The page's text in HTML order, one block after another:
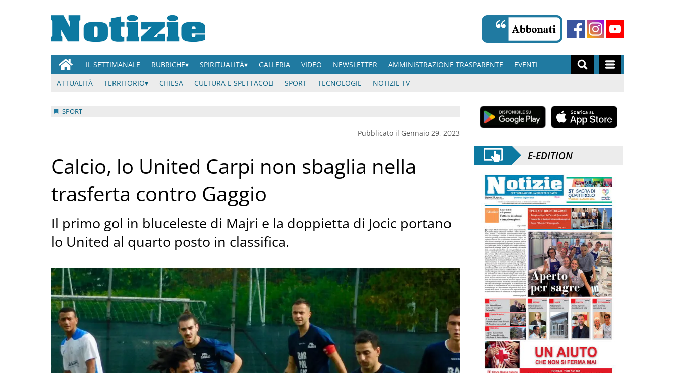
IL SETTIMANALE RUBRICHE SPIRITUALITÀ GALLERIA VIDEO NEWSLETTER AMMINISTRAZIONE TRASPARENTE
EVENTI
ATTUALITÀ
TERRITORIO CHIESA CULTURA E SPETTACOLI SPORT TECNOLOGIE NOTIZIE TV
SPORT
Pubblicato il Gennaio 29, 2023
Calcio, lo United Carpi non sbaglia nella
trasferta contro Gaggio
Il primo gol in bluceleste di Majri e la doppietta di Jocic portano
lo United al quarto posto in classifica.
E-EDITION